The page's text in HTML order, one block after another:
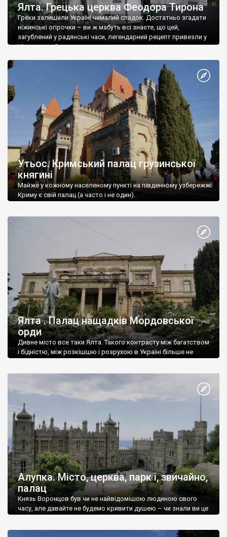
Ялта. Грецька церква Феодора Тирона
Греки залишили Україні чималий спадок. Достатньо згадати
ніжинські огірочки – ви ж мабуть всі знаєте, що цей,
загублений у радянські часи, легендарний рецепт привезли у
Ніжин греки?
Утьос. Кримський палац грузинської
княгині
Майже у кожному населеному пункті на південному узбережжі
Криму є свій палац (а часто і не один).
Ялта . Палац нащадків Мордовської
орди
Дивне місто все таки Ялта. Такого контрасту між багатством
і бідністю, між розкішшю і розрухою в Україні більше не
Алупка. Місто, церква, парк і, звичайно,
палац
Князь Воронцов був чи не найвідомішою людиною свого
часу, але давайте не будемо кривити душею – чи знали ви це